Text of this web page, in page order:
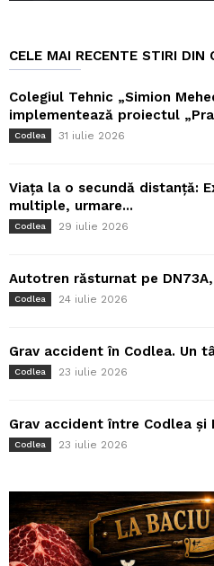
CELE MAI RECENTE STIRI DIN
Colegiul Tehnic „Simion
implementează proiectul
Codlea 31 iulie 2026
Viața la o secundă distanță:
multiple, urmare...
Codlea 29 iulie 2026
Autotren răsturnat pe
Codlea 24 iulie 2026
Grav accident în Codlea. Un
Codlea 23 iulie 2026
Grav accident între Codlea și
Codlea 23 iulie 2026